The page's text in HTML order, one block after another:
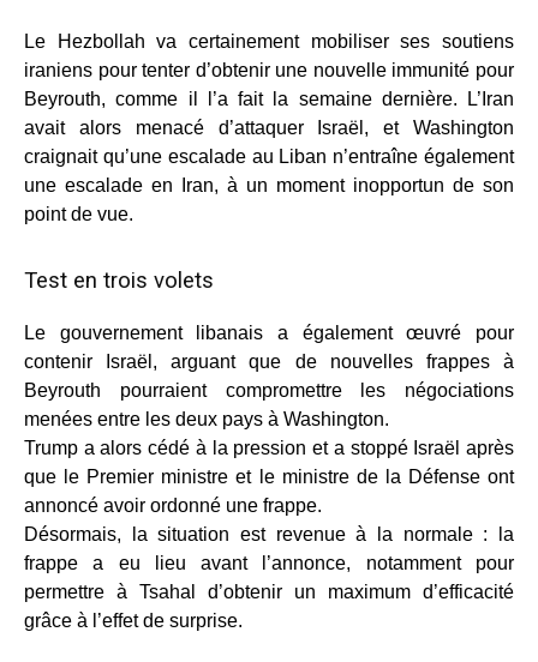
Le Hezbollah va certainement mobiliser ses soutiens
iraniens pour tenter d’obtenir une nouvelle immunité pour
Beyrouth, comme il l’a fait la semaine dernière. L’Iran
avait alors menacé d’attaquer Israël, et Washington
craignait qu’une escalade au Liban n’entraîne également
une escalade en Iran, à un moment inopportun de son
point de vue.
Test en trois volets
Le gouvernement libanais a également œuvré pour
contenir Israël, arguant que de nouvelles frappes à
Beyrouth pourraient compromettre les négociations
menées entre les deux pays à Washington.
Trump a alors cédé à la pression et a stoppé Israël après
que le Premier ministre et le ministre de la Défense ont
annoncé avoir ordonné une frappe.
Désormais, la situation est revenue à la normale : la
frappe a eu lieu avant l’annonce, notamment pour
permettre à Tsahal d’obtenir un maximum d’efficacité
grâce à l’effet de surprise.